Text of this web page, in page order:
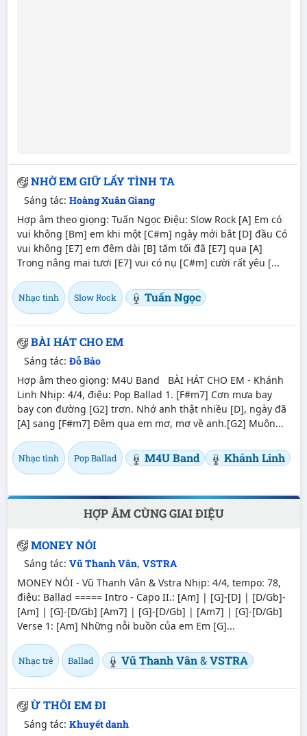
NHỜ EM GIỮ LẤY TÌNH TA
Sáng tác: Hoàng Xuân Giang
Hợp âm theo giọng: Tuấn Ngọc Điệu: Slow Rock [A] Em có
vui không [Bm] em khi một [C#m] ngày mới bắt [D] đầu Có
vui không [E7] em đêm dài [B] tăm tối đã [E7] qua [A]
Trong nắng mai tươi [E7] vui có nụ [C#m] cười rất yêu [...
Nhạc tình Slow Rock Tuấn Ngọc
BÀI HÁT CHO EM
Sáng tác: Đỗ Bảo
Hợp âm theo giọng: M4U Band BÀI HÁT CHO EM - Khánh
Linh Nhịp: 4/4, điệu: Pop Ballad 1. [F#m7] Cơn mưa bay
bay con đường [G2] trơn. Nhớ anh thật nhiều [D], ngày đã
[A] sang [F#m7] Đêm qua em mơ, mơ về anh.[G2] Muôn...
Nhạc tình Pop Ballad M4U Band Khánh Linh
HỢP ÂM CÙNG GIAI ĐIỆU
MONEY NÓI
Sáng tác: Vũ Thanh Vân, VSTRA
MONEY NÓI - Vũ Thanh Vân & Vstra Nhịp: 4/4, tempo: 78,
điệu: Ballad ===== Intro - Capo II.: [Am] | [G]-[D] | [D/Gb]-
[Am] | [G]-[D/Gb] [Am7] | [G]-[D/Gb] | [Am7] | [G]-[D/Gb]
Verse 1: [Am] Những nỗi buồn của em Em [G]...
Nhạc trẻ Ballad Vũ Thanh Vân&VSTRA
Ừ THÔI EM ĐI
Sáng tác: Khuyết danh